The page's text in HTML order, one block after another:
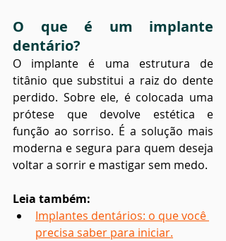
O que é um implante
dentário?
O implante é uma estrutura de
titânio que substitui a raiz do dente
perdido. Sobre ele, é colocada uma
prótese que devolve estética e
função ao sorriso. É a solução mais
moderna e segura para quem deseja
voltar a sorrir e mastigar sem medo.
Leia também:
Implantes dentários: o que você
precisa saber para iniciar.